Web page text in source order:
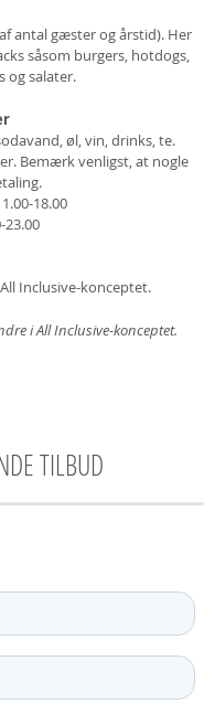
antal gæster og årstid). Her
såsom burgers, hotdogs,
og salater.
øl, vin, drinks, te.
Bemærk venligst, at nogle
18.00
23.00
Inclusive-konceptet.
i All Inclusive-konceptet.
TILBUD